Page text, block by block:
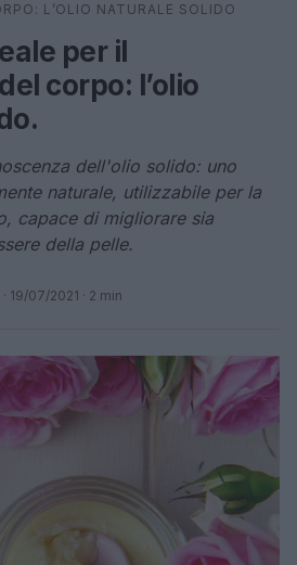
L’OLIO NATURALE SOLIDO
per il
corpo: l’olio
dell'olio solido: uno
naturale, utilizzabile per la
capace di migliorare sia
della pelle.
· 19/07/2021 · 2 min